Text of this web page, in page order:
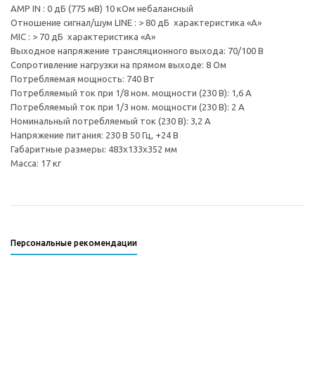
AMP IN : 0 дБ (775 мВ) 10 кОм небалансный
Отношение сигнал/шум LINE : > 80 дБ характеристика «А»
MIC : > 70 дБ характеристика «А»
Выходное напряжение трансляционного выхода: 70/100 В
Сопротивление нагрузки на прямом выходе: 8 Ом
Потребляемая мощность: 740 Вт
Потребляемый ток при 1/8 ном. мощности (230 В): 1,6 А
Потребляемый ток при 1/3 ном. мощности (230 В): 2 А
Номинальный потребляемый ток (230 В): 3,2 А
Напряжение питания: 230 В 50 Гц, +24 В
Габаритные размеры: 483x133x352 мм
Масса: 17 кг
Персональные рекомендации